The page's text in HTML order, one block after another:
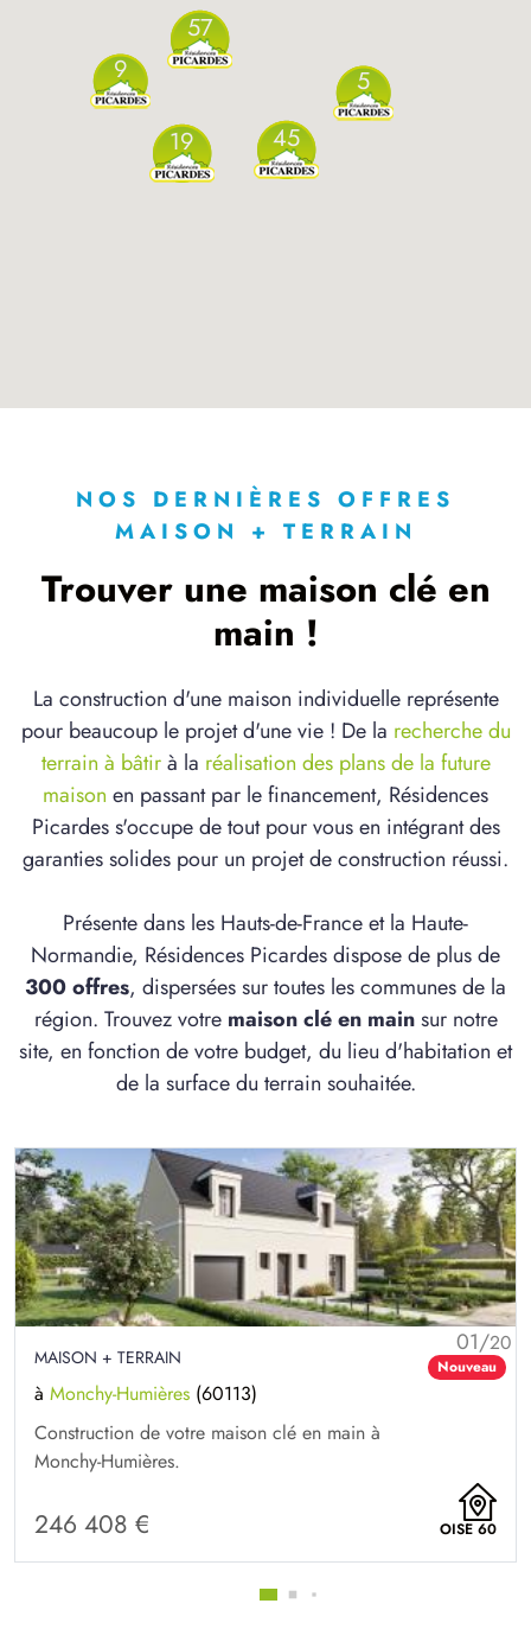
45
19
9
57
5
NOS DERNIÈRES OFFRES
MAISON + TERRAIN
Trouver une maison clé en
main !
La construction d'une maison individuelle représente
pour beaucoup le projet d'une vie ! De la recherche du
terrain à bâtirà la réalisation des plans de la future
maison en passant par le financement, Résidences
Picardes s'occupe de tout pour vous en intégrant des
garanties solides pour un projet de construction réussi.
Présente dans les Hauts-de-France et la Haute-
Normandie, Résidences Picardes dispose de plus de
300 offres, dispersées sur toutes les communes de la
région. Trouvez votre maison clé en mainsur notre
site, en fonction de votre budget, du lieu d'habitation et
de la surface du terrain souhaitée.
01/20
Nouveau
MAISON + TERRAIN
à Monchy-Humières (60113)
Construction de votre maison clé en main à
Monchy-Humières.
246 408 € OISE 60